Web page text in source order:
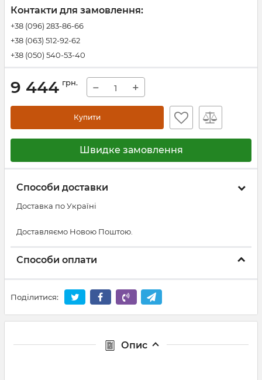
Контакти для замовлення:
+38 (096) 283-86-66
+38 (063) 512-92-62
+38 (050) 540-53-40
9 444 грн. − +
Купити
Швидке замовлення
Способи доставки
Доставка по Україні
Доставляємо Новою Поштою.
Способи оплати
Поділитися:
Опис